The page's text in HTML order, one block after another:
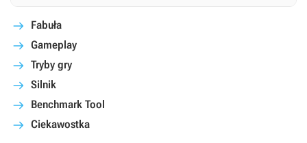
Fabuła
Gameplay
Tryby gry
Silnik
Benchmark Tool
Ciekawostka